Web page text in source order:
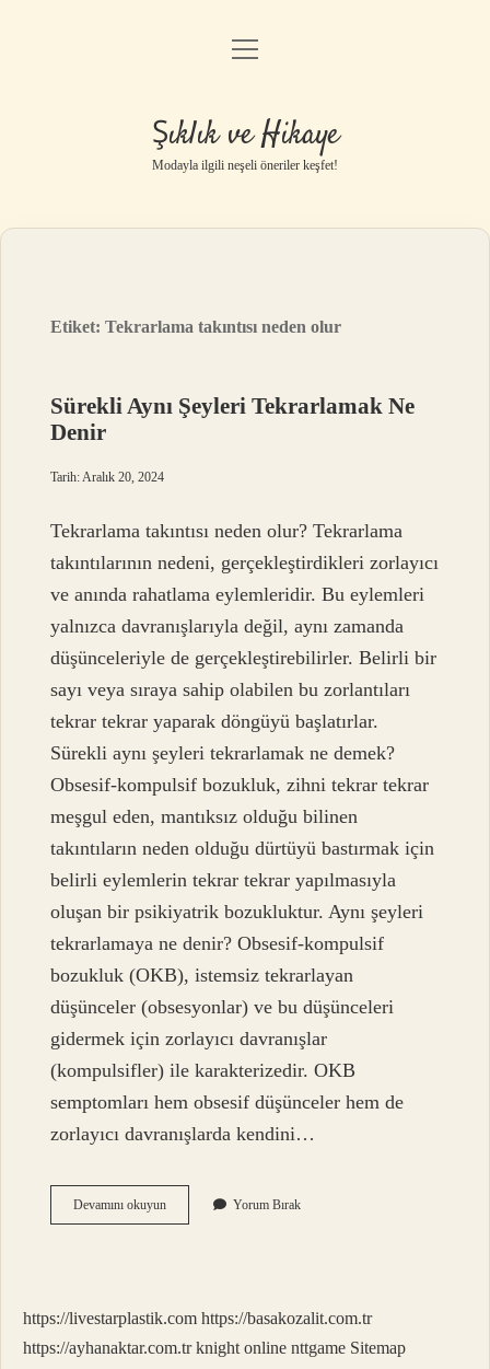
Gizlilik Politikası
Yasal Uyarı
menüyü
Şıklık ve Hikaye
Modayla ilgili neşeli öneriler keşfet!
Etiket:Tekrarlama takıntısı neden olur
Sürekli Aynı Şeyleri Tekrarlamak Ne
Denir
Tarih: Aralık 20, 2024
Tekrarlama takıntısı neden olur? Tekrarlama
takıntılarının nedeni, gerçekleştirdikleri zorlayıcı
ve anında rahatlama eylemleridir. Bu eylemleri
yalnızca davranışlarıyla değil, aynı zamanda
düşünceleriyle de gerçekleştirebilirler. Belirli bir
sayı veya sıraya sahip olabilen bu zorlantıları
tekrar tekrar yaparak döngüyü başlatırlar.
Sürekli aynı şeyleri tekrarlamak ne demek?
Obsesif-kompulsif bozukluk, zihni tekrar tekrar
meşgul eden, mantıksız olduğu bilinen
takıntıların neden olduğu dürtüyü bastırmak için
belirli eylemlerin tekrar tekrar yapılmasıyla
oluşan bir psikiyatrik bozukluktur. Aynı şeyleri
tekrarlamaya ne denir? Obsesif-kompulsif
bozukluk (OKB), istemsiz tekrarlayan
düşünceler (obsesyonlar) ve bu düşünceleri
gidermek için zorlayıcı davranışlar
(kompulsifler) ile karakterizedir. OKB
semptomları hem obsesif düşünceler hem de
zorlayıcı davranışlarda kendini…
Devamını okuyunSürekli
Aynı
Yorum Bırak
https://livestarplastik.com https://basakozalit.com.tr
https://ayhanaktar.com.tr knight online nttgame Sitemap